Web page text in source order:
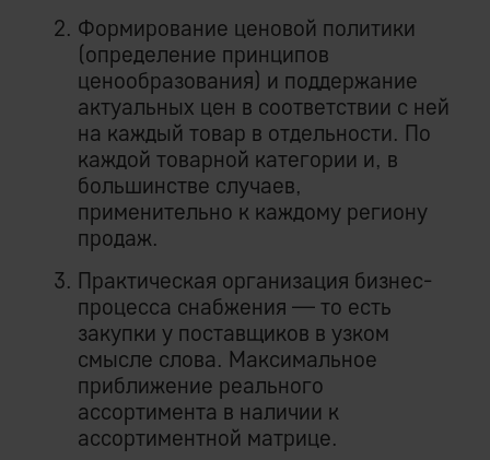
Формирование ценовой политики
(определение принципов
ценообразования) и поддержание
актуальных цен в соответствии с ней
на каждый товар в отдельности. По
каждой товарной категории и, в
большинстве случаев,
применительно к каждому региону
продаж.
Практическая организация бизнес-
процесса снабжения — то есть
закупки у поставщиков в узком
смысле слова. Максимальное
приближение реального
ассортимента в наличии к
ассортиментной матрице.